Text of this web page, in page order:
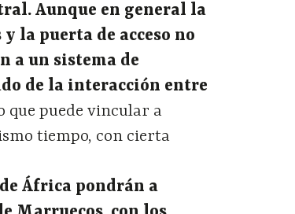
Aunque en general la
la puerta de acceso no
a un sistema de
de la interacción entre
que puede vincular a
tiempo, con cierta
África pondrán a